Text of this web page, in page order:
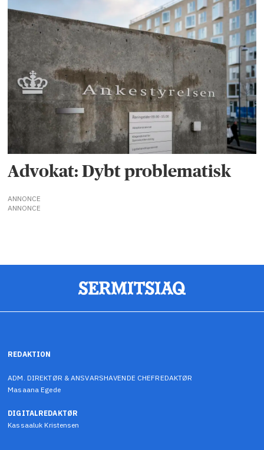
Advokat: Dybt problematisk
ANNONCE
ANNONCE
REDAKTION
ADM. DIREKTØR & ANSVARSHAVENDE CHEFREDAKTØR
Masaana Egede
DIGITALREDAKTØR
Kassaaluk Kristensen